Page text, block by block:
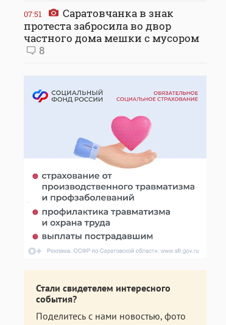
07:51
Саратовчанка в знак
протеста забросила во двор
частного дома мешки с мусором
8
Стали свидетелем интересного
события?
Поделитесь с нами новостью, фото